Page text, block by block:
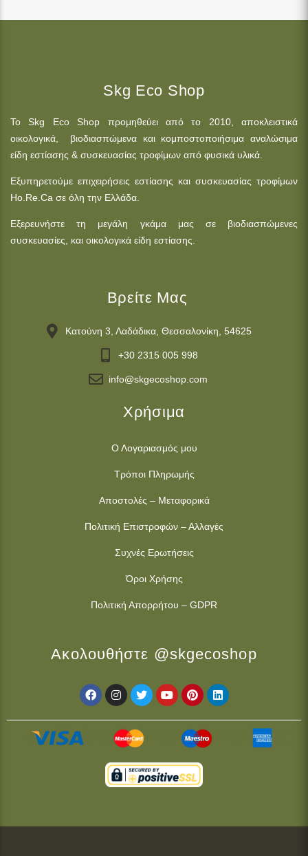
Skg Eco Shop
Το Skg Eco Shop προμηθεύει από το 2010, αποκλειστικά
οικολογικά, βιοδιασπώμενα και κομποστοποιήσιμα αναλώσιμα
είδη εστίασης & συσκευασίας τροφίμων από φυσικά υλικά.
Εξυπηρετούμε επιχειρήσεις εστίασης και συσκευασίας τροφίμων
Ho.Re.Ca σε όλη την Ελλάδα.
Εξερευνήστε τη μεγάλη γκάμα μας σε βιοδιασπώμενες
συσκευασίες, και οικολογικά είδη εστίασης.
Βρείτε Μας
Κατούνη 3, Λαδάδικα, Θεσσαλονίκη, 54625
+30 2315 005 998
info@skgecoshop.com
Χρήσιμα
Ο Λογαριασμός μου
Τρόποι Πληρωμής
Αποστολές – Μεταφορικά
Πολιτική Επιστροφών – Αλλαγές
Συχνές Ερωτήσεις
Όροι Χρήσης
Πολιτική Απορρήτου – GDPR
Ακολουθήστε @skgecoshop